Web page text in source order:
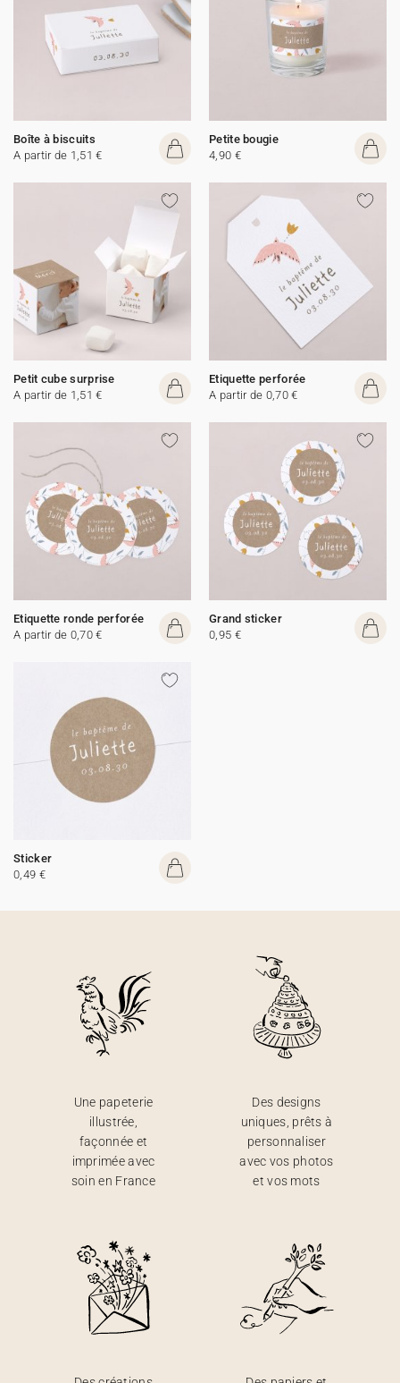
Boîte à biscuits
A partir de 1,51 €
Petite bougie
4,90 €
Petit cube surprise
A partir de 1,51 €
Etiquette perforée
A partir de 0,70 €
Etiquette ronde perforée
A partir de 0,70 €
Grand sticker
0,95 €
Sticker
0,49 €
Une papeterie
illustrée,
façonnée et
imprimée avec
soin en France
Des designs
uniques, prêts à
personnaliser
avec vos photos
et vos mots